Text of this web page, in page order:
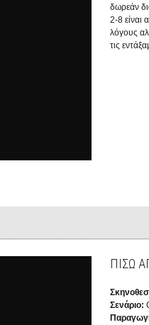
δωρεάν
2-8 είναι
λόγους
τις
ΠΙΣΩ
Σενάριο: